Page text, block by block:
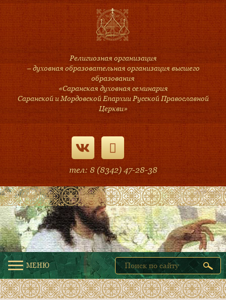
Религиозная организация
– духовная образовательная организация высшего
образования
«Саранская духовная семинария
Саранской и Мордовской Епархии Русской Православной
Церкви»
тел: 8 (8342) 47-28-38
МЕНЮ